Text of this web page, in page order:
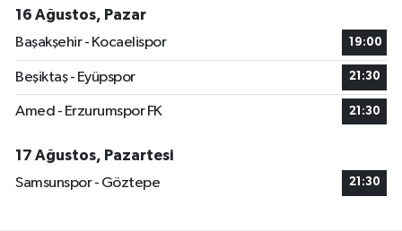
16 Ağustos, Pazar
Başakşehir - Kocaelispor
19:00
Beşiktaş - Eyüpspor 21:30
Amed - Erzurumspor FK 21:30
17 Ağustos, Pazartesi
Samsunspor - Göztepe
21:30